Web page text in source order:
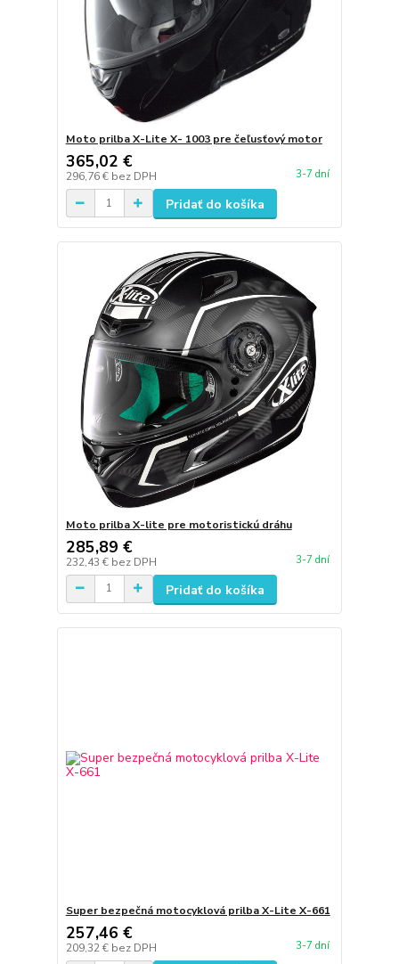
Moto prilba X-Lite X- 1003 pre čeľusťový motor
365,02 €
296,76 € bez DPH 3-7 dní
Pridať do košíka
Moto prilba X-lite pre motoristickú dráhu
285,89 €
232,43 € bez DPH 3-7 dní
Pridať do košíka
Super bezpečná motocyklová prilba X-Lite X-661
257,46 €
209,32 € bez DPH 3-7 dní